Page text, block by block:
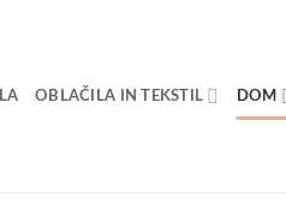
OBLAČILA IN TEKSTIL DOM